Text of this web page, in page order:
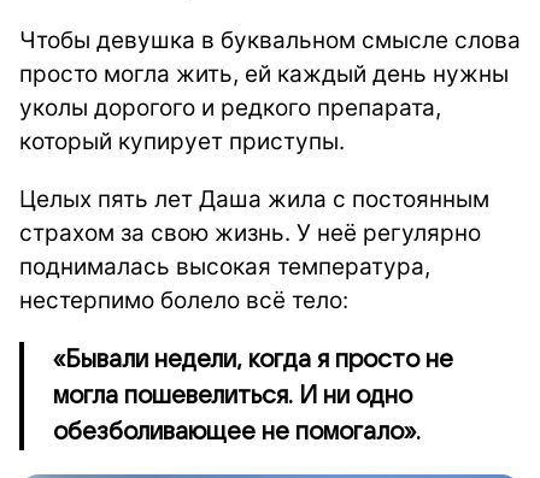
Чтобы девушка в буквальном смысле слова
просто могла жить, ей каждый день нужны
уколы дорогого и редкого препарата,
который купирует приступы.
Целых пять лет Даша жила с постоянным
страхом за свою жизнь. У неё регулярно
поднималась высокая температура,
нестерпимо болело всё тело:
«Бывали недели, когда я просто не
могла пошевелиться. И ни одно
обезболивающее не помогало».